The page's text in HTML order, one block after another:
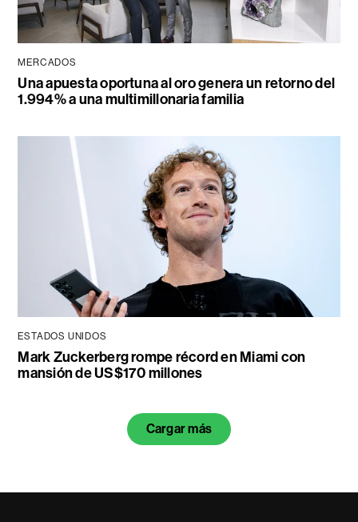
MERCADOS
Una apuesta oportuna al oro genera un retorno del
1.994% a una multimillonaria familia
ESTADOS UNIDOS
Mark Zuckerberg rompe récord en Miami con
mansión de US$170 millones
Cargar más